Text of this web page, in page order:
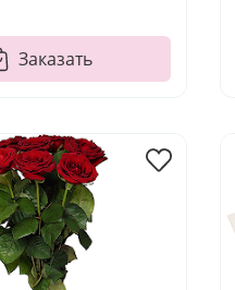
Заказать